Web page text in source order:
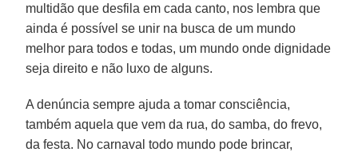
multidão que desfila em cada canto, nos lembra que
ainda é possível se unir na busca de um mundo
melhor para todos e todas, um mundo onde dignidade
seja direito e não luxo de alguns.
A denúncia sempre ajuda a tomar consciência,
também aquela que vem da rua, do samba, do frevo,
da festa. No carnaval todo mundo pode brincar,